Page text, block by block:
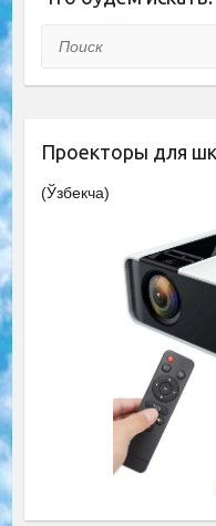
Поиск
Проекторы для
(Ўзбекча)